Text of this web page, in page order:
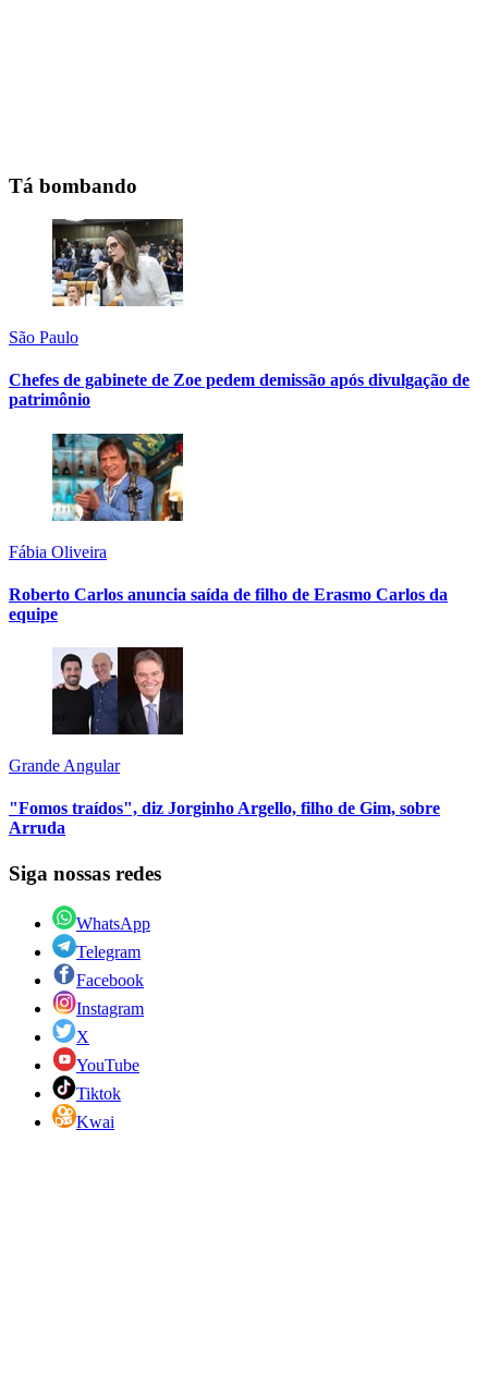
Tá bombando
São Paulo
Chefes de gabinete de Zoe pedem demissão após divulgação de
patrimônio
Fábia Oliveira
Roberto Carlos anuncia saída de filho de Erasmo Carlos da
equipe
Grande Angular
"Fomos traídos", diz Jorginho Argello, filho de Gim, sobre
Arruda
Siga nossas redes
WhatsApp
Telegram
Facebook
Instagram
X
YouTube
Tiktok
Kwai